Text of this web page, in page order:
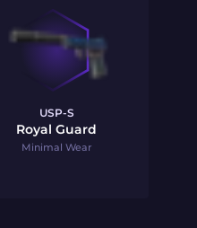
USP-S
Royal Guard
Minimal Wear